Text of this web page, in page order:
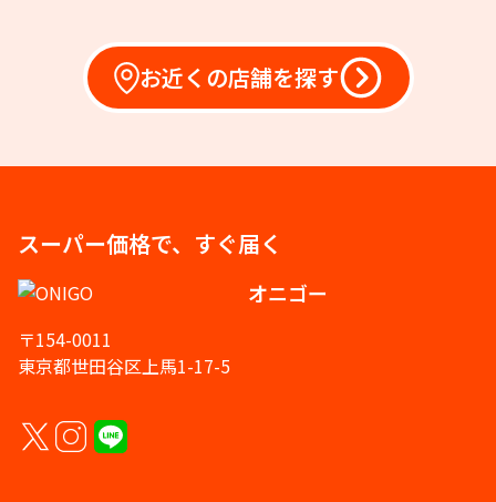
お近くの店舗を探す
スーパー価格で、すぐ届く
オニゴー
〒154-0011
東京都世田谷区上馬1-17-5